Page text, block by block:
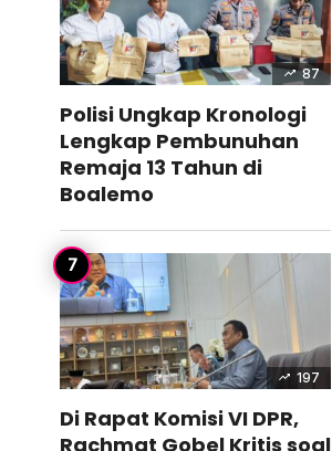
87
Polisi Ungkap Kronologi
Lengkap Pembunuhan
Remaja 13 Tahun di
Boalemo
197
Di Rapat Komisi VI DPR,
Rachmat Gobel Kritis soal